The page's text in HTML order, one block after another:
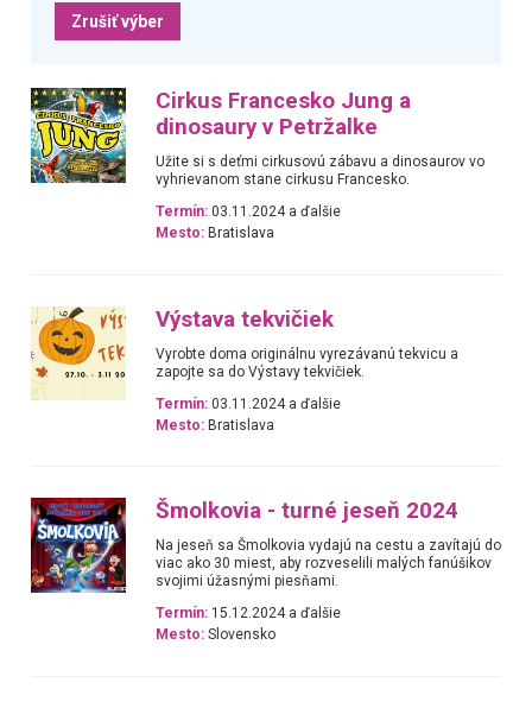
Zrušiť výber
Cirkus Francesko Jung a
dinosaury v Petržalke
Užite si s deťmi cirkusovú zábavu a dinosaurov vo
vyhrievanom stane cirkusu Francesko.
Termín: 03.11.2024 a ďalšie
Mesto: Bratislava
Výstava tekvičiek
Vyrobte doma originálnu vyrezávanú tekvicu a
zapojte sa do Výstavy tekvičiek.
Termín: 03.11.2024 a ďalšie
Mesto: Bratislava
Šmolkovia - turné jeseň 2024
Na jeseň sa Šmolkovia vydajú na cestu a zavítajú do
viac ako 30 miest, aby rozveselili malých fanúšikov
svojimi úžasnými piesňami.
Termín: 15.12.2024 a ďalšie
Mesto: Slovensko